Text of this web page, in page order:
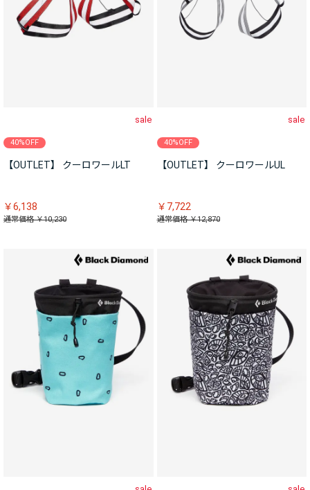
sale
40%OFF
【OUTLET】 クーロワールLT
￥6,138
通常価格 ￥10,230
sale
40%OFF
【OUTLET】 クーロワールUL
￥7,722
通常価格 ￥12,870